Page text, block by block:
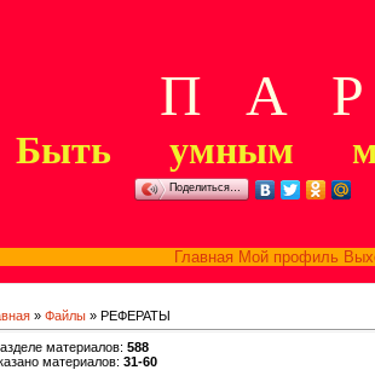
П А Р
Быть умным
Поделиться…
Главная Мой профиль
» Файлы » РЕФЕРАТЫ
материалов: 588
материалов: 31-60